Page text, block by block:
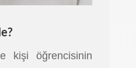
kişi öğrencisinin